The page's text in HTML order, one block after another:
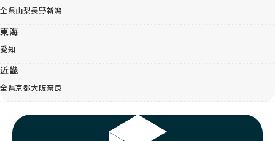
全県山梨長野新潟
東海
愛知
近畿
全県京都大阪奈良